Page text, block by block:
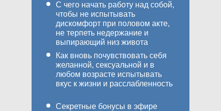
Секретные бонусы в эфире
Как вновь почувствовать себя
желанной, сексуальной и в
любом возрасте испытывать
вкус к жизни и расслабленность
С чего начать работу над собой,
чтобы не испытывать
дискомфорт при половом акте,
не терпеть недержание и
выпирающий низ живота